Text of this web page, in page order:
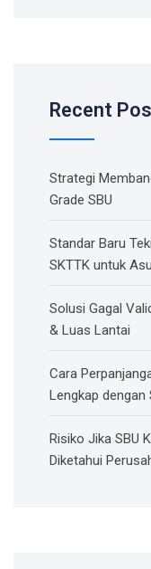
Recent
Strategi
Grade SBU
Standar Baru
SKTTK untuk
Solusi Gagal
& Luas Lantai
Cara
Lengkap dengan
Risiko Jika SBU
Diketahui